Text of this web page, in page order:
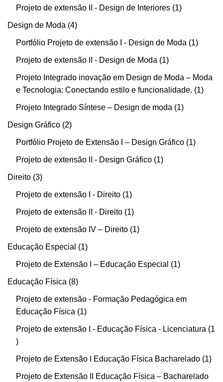
Projeto de extensão II - Design de Interiores 1
Design de Moda 4
Portfólio Projeto de extensão I - Design de Moda 1
Projeto de extensão II - Design de Moda 1
Projeto Integrado inovação em Design de Moda – Moda
e Tecnologia: Conectando estilo e funcionalidade.
1
Projeto Integrado Síntese – Design de moda 1
Design Gráfico 2
Portfólio Projeto de Extensão I – Design Gráfico 1
Projeto de extensão II - Design Gráfico 1
Direito 3
Projeto de extensão I - Direito 1
Projeto de extensão II - Direito 1
Projeto de extensão IV – Direito 1
Educação Especial 1
Projeto de Extensão I – Educação Especial 1
Educação Física 8
Projeto de extensão - Formação Pedagógica em
Educação Física
1
Projeto de extensão I - Educação Física - Licenciatura 1
Projeto de Extensão I Educação Física Bacharelado 1
Projeto de Extensão II Educação Física – Bacharelado